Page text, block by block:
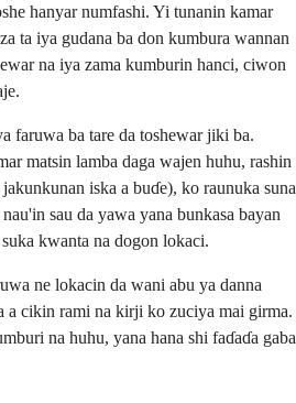
hanyar numfashi. Yi tunanin kamar
ta iya gudana ba don kumbura wannan
na iya zama kumburin hanci, ciwon
faruwa ba tare da toshewar jiki ba.
matsin lamba daga wajen huhu, rashin
iska a buɗe), ko raunuka suna
sau da yawa yana bunkasa bayan
kwanta na dogon lokaci.
ne lokacin da wani abu ya danna
a cikin rami na kirji ko zuciya mai girma.
na huhu, yana hana shi faɗaɗa gaba